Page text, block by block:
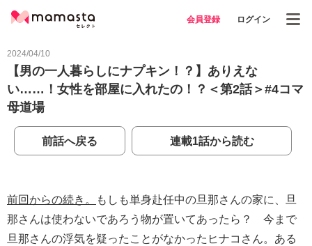
会員登録 ログイン
2024/04/10
【男の一人暮らしにナプキン！？】ありえな
い……！女性を部屋に入れたの！？＜第2話＞#4コマ
母道場
前話へ戻る 連載1話から読む
前回からの続き。
もしも単身赴任中の旦那さんの家に、旦
那さんは使わないであろう物が置いてあったら？ 今まで
旦那さんの浮気を疑ったことがなかったヒナコさん。ある